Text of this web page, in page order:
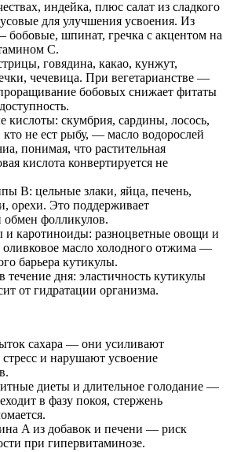
индейка, плюс салат из сладкого
для улучшения усвоения. Из
бобовые, шпинат, гречка с акцентом на
C.
говядина, какао, кунжут,
чечевица. При вегетарианстве —
бобовых снижает фитаты
кислоты: скумбрия, сардины, лосось,
кто не ест рыбу, — масло водорослей
понимая, что растительная
кислота конвертируется не
B: цельные злаки, яйца, печень,
орехи. Это поддерживает
обмен фолликулов.
и каротиноиды: разноцветные овощи и
оливковое масло холодного отжима —
барьера кутикулы.
течение дня: эластичность кутикулы
от гидратации организма.
сахара — они усиливают
и нарушают усвоение
диеты и длительное голодание —
в фазу покоя, стержень
A из добавок и печени — риск
при гипервитаминозе.